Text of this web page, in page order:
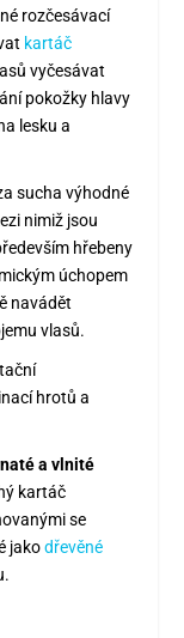
rozčesávací
kartáč
vyčesávat
pokožky hlavy
lesku a
sucha výhodné
nimiž jsou
hřebeny
úchopem
navádět
vlasů.
hrotů a
a vlnité
kartáč
se
jakodřevěné